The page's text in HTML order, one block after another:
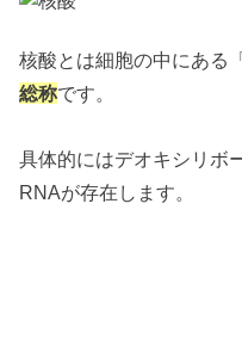
核酸とは細胞の中にある
総称です。
具体的にはデオキシリボ
RNAが存在します。